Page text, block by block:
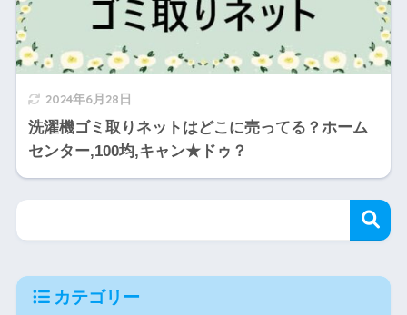
2024年6月28日
洗濯機ゴミ取りネットはどこに売ってる？ホーム
センター,100均,キャン★ドゥ？
カテゴリー